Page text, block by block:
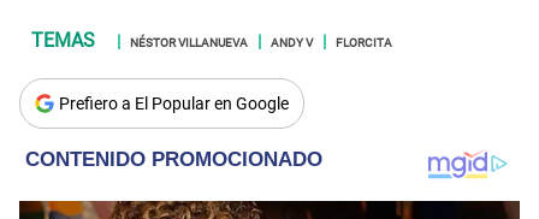
NÉSTOR VILLANUEVA ANDY V FLORCITA
Prefiero a El Popular en Google